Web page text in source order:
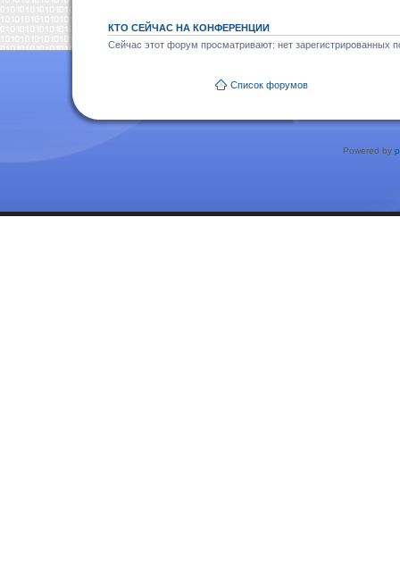
КТО СЕЙЧАС НА КОНФЕРЕНЦИИ
Сейчас этот форум просматривают: нет зарегистрированных
Список форумов
Powered by